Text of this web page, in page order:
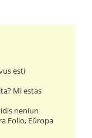
esti
Mi estas
neniun
Folio, Eŭropa